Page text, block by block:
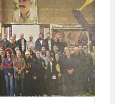
Samsun
Siirt
Sinop
Sivas
Tekirdağ